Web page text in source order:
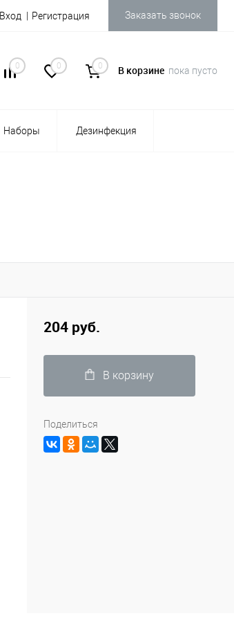
Вход Регистрация Заказать звонок
0 0 0 В корзине пока пусто
Наборы Дезинфекция
204 руб.
В корзину
Поделиться